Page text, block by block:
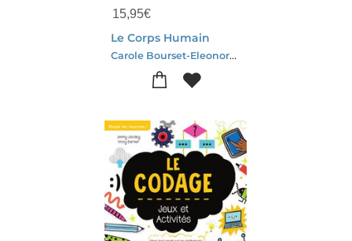
15,95€
Le Corps Humain
Carole Bourset-Eleonore Della Malva